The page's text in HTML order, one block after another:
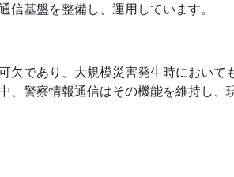
基盤を整備し、運用しています。
であり、大規模災害発生時において
警察情報通信はその機能を維持し、